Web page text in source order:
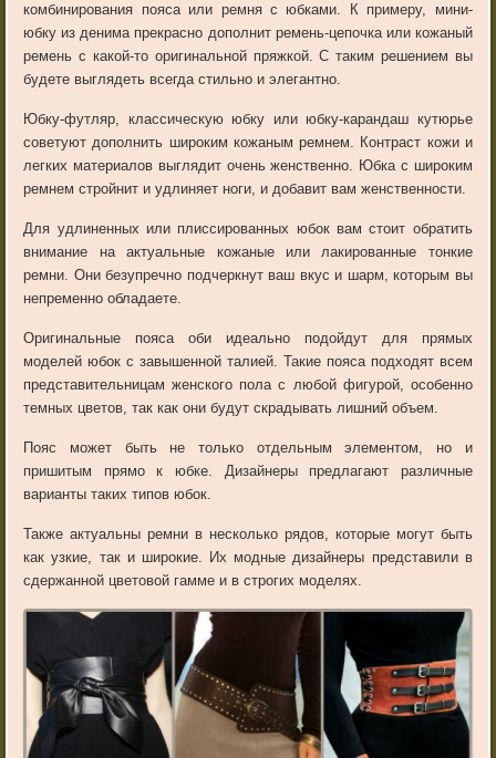
комбинирования пояса или ремня с юбками. К примеру, мини-
юбку из денима прекрасно дополнит ремень-цепочка или кожаный
ремень с какой-то оригинальной пряжкой. С таким решением вы
будете выглядеть всегда стильно и элегантно.
Юбку-футляр, классическую юбку или юбку-карандаш кутюрье
советуют дополнить широким кожаным ремнем. Контраст кожи и
легких материалов выглядит очень женственно. Юбка с широким
ремнем стройнит и удлиняет ноги, и добавит вам женственности.
Для удлиненных или плиссированных юбок вам стоит обратить
внимание на актуальные кожаные или лакированные тонкие
ремни. Они безупречно подчеркнут ваш вкус и шарм, которым вы
непременно обладаете.
Оригинальные пояса оби идеально подойдут для прямых
моделей юбок с завышенной талией. Такие пояса подходят всем
представительницам женского пола с любой фигурой, особенно
темных цветов, так как они будут скрадывать лишний объем.
Пояс может быть не только отдельным элементом, но и
пришитым прямо к юбке. Дизайнеры предлагают различные
варианты таких типов юбок.
Также актуальны ремни в несколько рядов, которые могут быть
как узкие, так и широкие. Их модные дизайнеры представили в
сдержанной цветовой гамме и в строгих моделях.